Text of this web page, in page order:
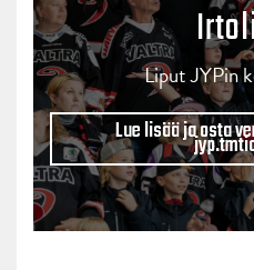
Liput JYPin
Lue lisää ja osta